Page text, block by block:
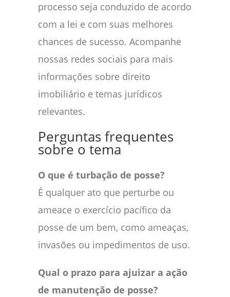
processo seja conduzido de acordo
com a lei e com suas melhores
chances de sucesso. Acompanhe
nossas redes sociais para mais
informações sobre direito
imobiliário e temas jurídicos
relevantes.
Perguntas frequentes
sobre o tema
O que é turbação de posse?
É qualquer ato que perturbe ou
ameace o exercício pacífico da
posse de um bem, como ameaças,
invasões ou impedimentos de uso.
Qual o prazo para ajuizar a ação
de manutenção de posse?